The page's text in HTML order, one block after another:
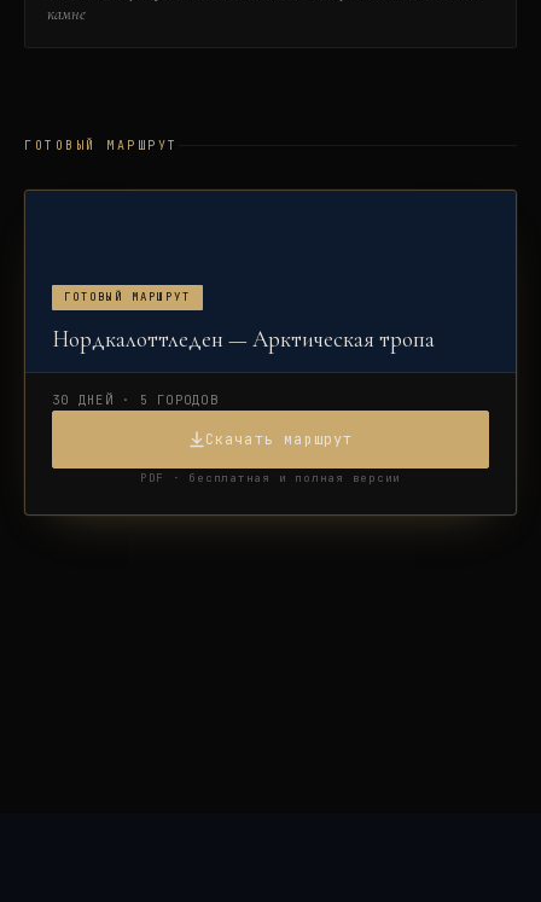
камне
ГОТОВЫЙ МАРШРУТ
ГОТОВЫЙ МАРШРУТ
Нордкалоттледен — Арктическая тропа
30 ДНЕЙ · 5 ГОРОДОВ
Скачать маршрут
PDF · бесплатная и полная версии